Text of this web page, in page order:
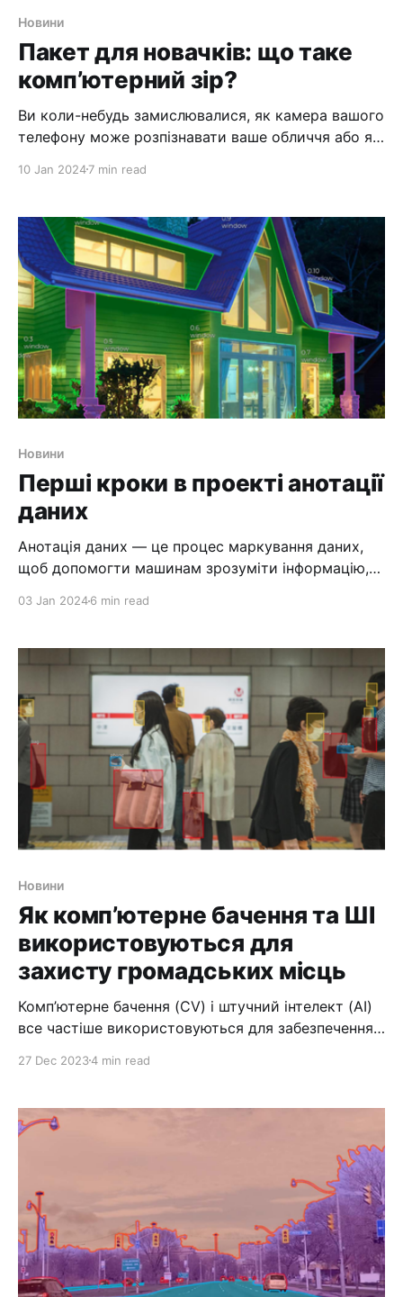
Новини
Пакет для новачків: що таке
комп’ютерний зір?
Ви коли-небудь замислювалися, як камера вашого
телефону може розпізнавати ваше обличчя або як
заторах? Відповідь криється в комп’ютерному
навчити машини бачити та інтерпретувати світ, як
це роблять люди. Комп’ютерний зір стає все більш
важливим у
10 Jan 20247 min read
Новини
Перші кроки в проекті анотації
даних
Анотація даних — це процес маркування даних,
щоб допомогти машинам зрозуміти інформацію,
розпізнавання мовлення. У цій статті ми
розглянемо перші кроки, які необхідно зробити,
03 Jan 20246 min read
Новини
Як комп’ютерне бачення та ШІ
використовуються для
захисту громадських місць
Комп’ютерне бачення (CV) і штучний інтелект (AI)
все частіше використовуються для забезпечення
штучний інтелект та алгоритми машинного
допомогти підвищити захист від таких загроз, як
крадіжка, тероризм і вандалізм. У цій статті ми
розглянемо, як CV і AI допомагають будувати
27 Dec 20234 min read